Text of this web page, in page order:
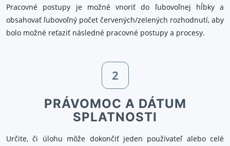
Pracovné postupy je možné vnoriť do ľubovoľnej hĺbky a
obsahovať ľubovoľný počet červených/zelených rozhodnutí, aby
bolo možné reťaziť následné pracovné postupy a procesy.
2
PRÁVOMOC A DÁTUM
SPLATNOSTI
Určite, či úlohu môže dokončiť jeden používateľ alebo celé